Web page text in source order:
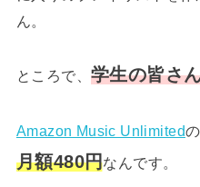
ん。
ところで、 学生の皆さ
Amazon Music Unlimitedの
月額480円なんです。